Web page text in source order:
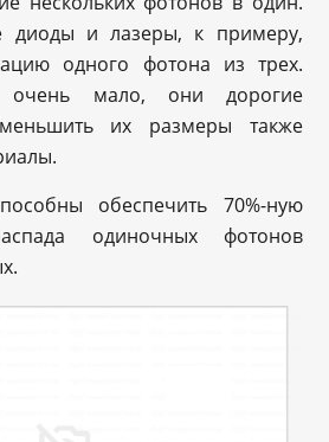
диоды и лазеры, к примеру,
одного фотона из трех.
очень мало, они дорогие
их размеры также
обеспечить 70%-ную
одиночных фотонов